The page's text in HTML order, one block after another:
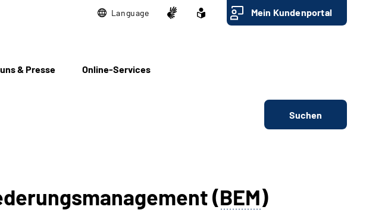
Language Mein Kundenportal
& Presse Online-Services
Suchen
(BEM)